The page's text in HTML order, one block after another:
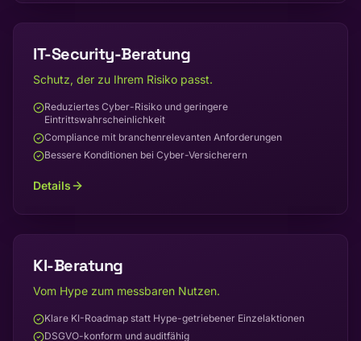
IT-Security-Beratung
Schutz, der zu Ihrem Risiko passt.
Reduziertes Cyber-Risiko und geringere
Eintrittswahrscheinlichkeit
Compliance mit branchenrelevanten Anforderungen
Bessere Konditionen bei Cyber-Versicherern
Details
KI-Beratung
Vom Hype zum messbaren Nutzen.
Klare KI-Roadmap statt Hype-getriebener Einzelaktionen
DSGVO-konform und auditfähig